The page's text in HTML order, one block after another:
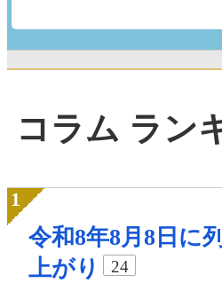
コラム ラン
令和8年8月8日に
上がり
24